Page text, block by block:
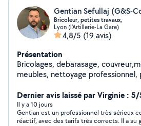
Gentian Sefullaj (G&S-
Bricoleur, petites travaux,
Lyon (l'Artillerie-La Gare)
4,8/5 (19 avis)
Présentation
Bricolages, debarasage,
meubles, nettoyage professionnel,
Dernier avis laissé par Virginie : 5/
Il y a 10 jours
Gentian est un professionnel très sérieux
réactif, avec des tarifs très corrects. Il a su